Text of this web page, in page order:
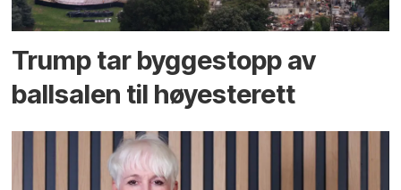
Trump tar byggestopp av
ballsalen til høyesterett